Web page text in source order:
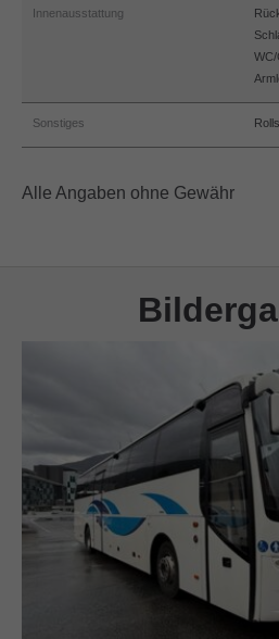
Innenausstattung
WC/
Sonstiges
Alle Angaben ohne Gewähr